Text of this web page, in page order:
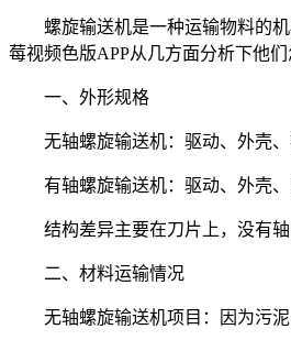
螺旋输送机是一种运输物料的机
莓视频色版APP从几方面分析下他们
一、外形规格
无轴螺旋输送机：驱动、外壳、
有轴螺旋输送机：驱动、外壳、
结构差异主要在刀片上，没有轴
二、材料运输情况
无轴螺旋输送机项目：因为污泥